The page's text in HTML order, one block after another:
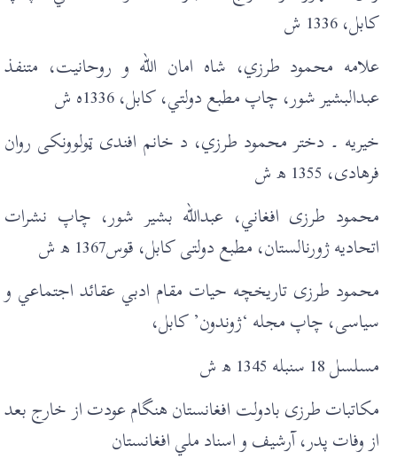
کابل، 1336 ش
علامه محمود طرزي، شاه امان الله و روحانيت، متنفذ
عبدالبشير شور، چاپ مطبع دولتي، کابل، 1336ه ش
خيريه ۔ دختر محمود طرزي، د خانم افندی ټولوونکی روان
فرهادی، 1355 ھ ش
محمود طرزی افغاني، عبدالله بشير شور، چاپ نشرات
اتحاديه ژورنالستان، مطبع دولتی کابل، قوس1367 ھ ش
محمود طرزی تاريخچه حيات مقام ادبي عقائد اجتماعي و
سياسی، چاپ مجله ‘ژوندون’ کابل،
مسلسل 18 سنبله 1345 ھ ش
مکاتبات طرزی بادولت افغانستان هنگام عودت از خارج بعد
از وفات پدر، آرشيف و اسناد ملي افغانستان